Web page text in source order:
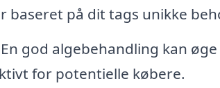
på dit tags unikke
En god algebehandling kan
for potentielle købere.